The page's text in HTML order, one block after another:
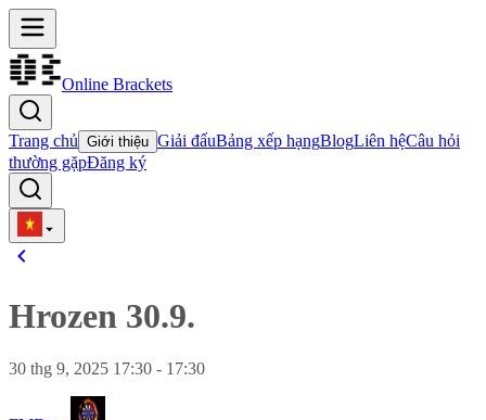
Online Brackets
Trang chủ Giới thiệu Giải đấuBảng xếp hạngBlogLiên hệCâu hỏi
thường gặpĐăng ký
Hrozen 30.9.
30 thg 9, 2025 17:30 - 17:30